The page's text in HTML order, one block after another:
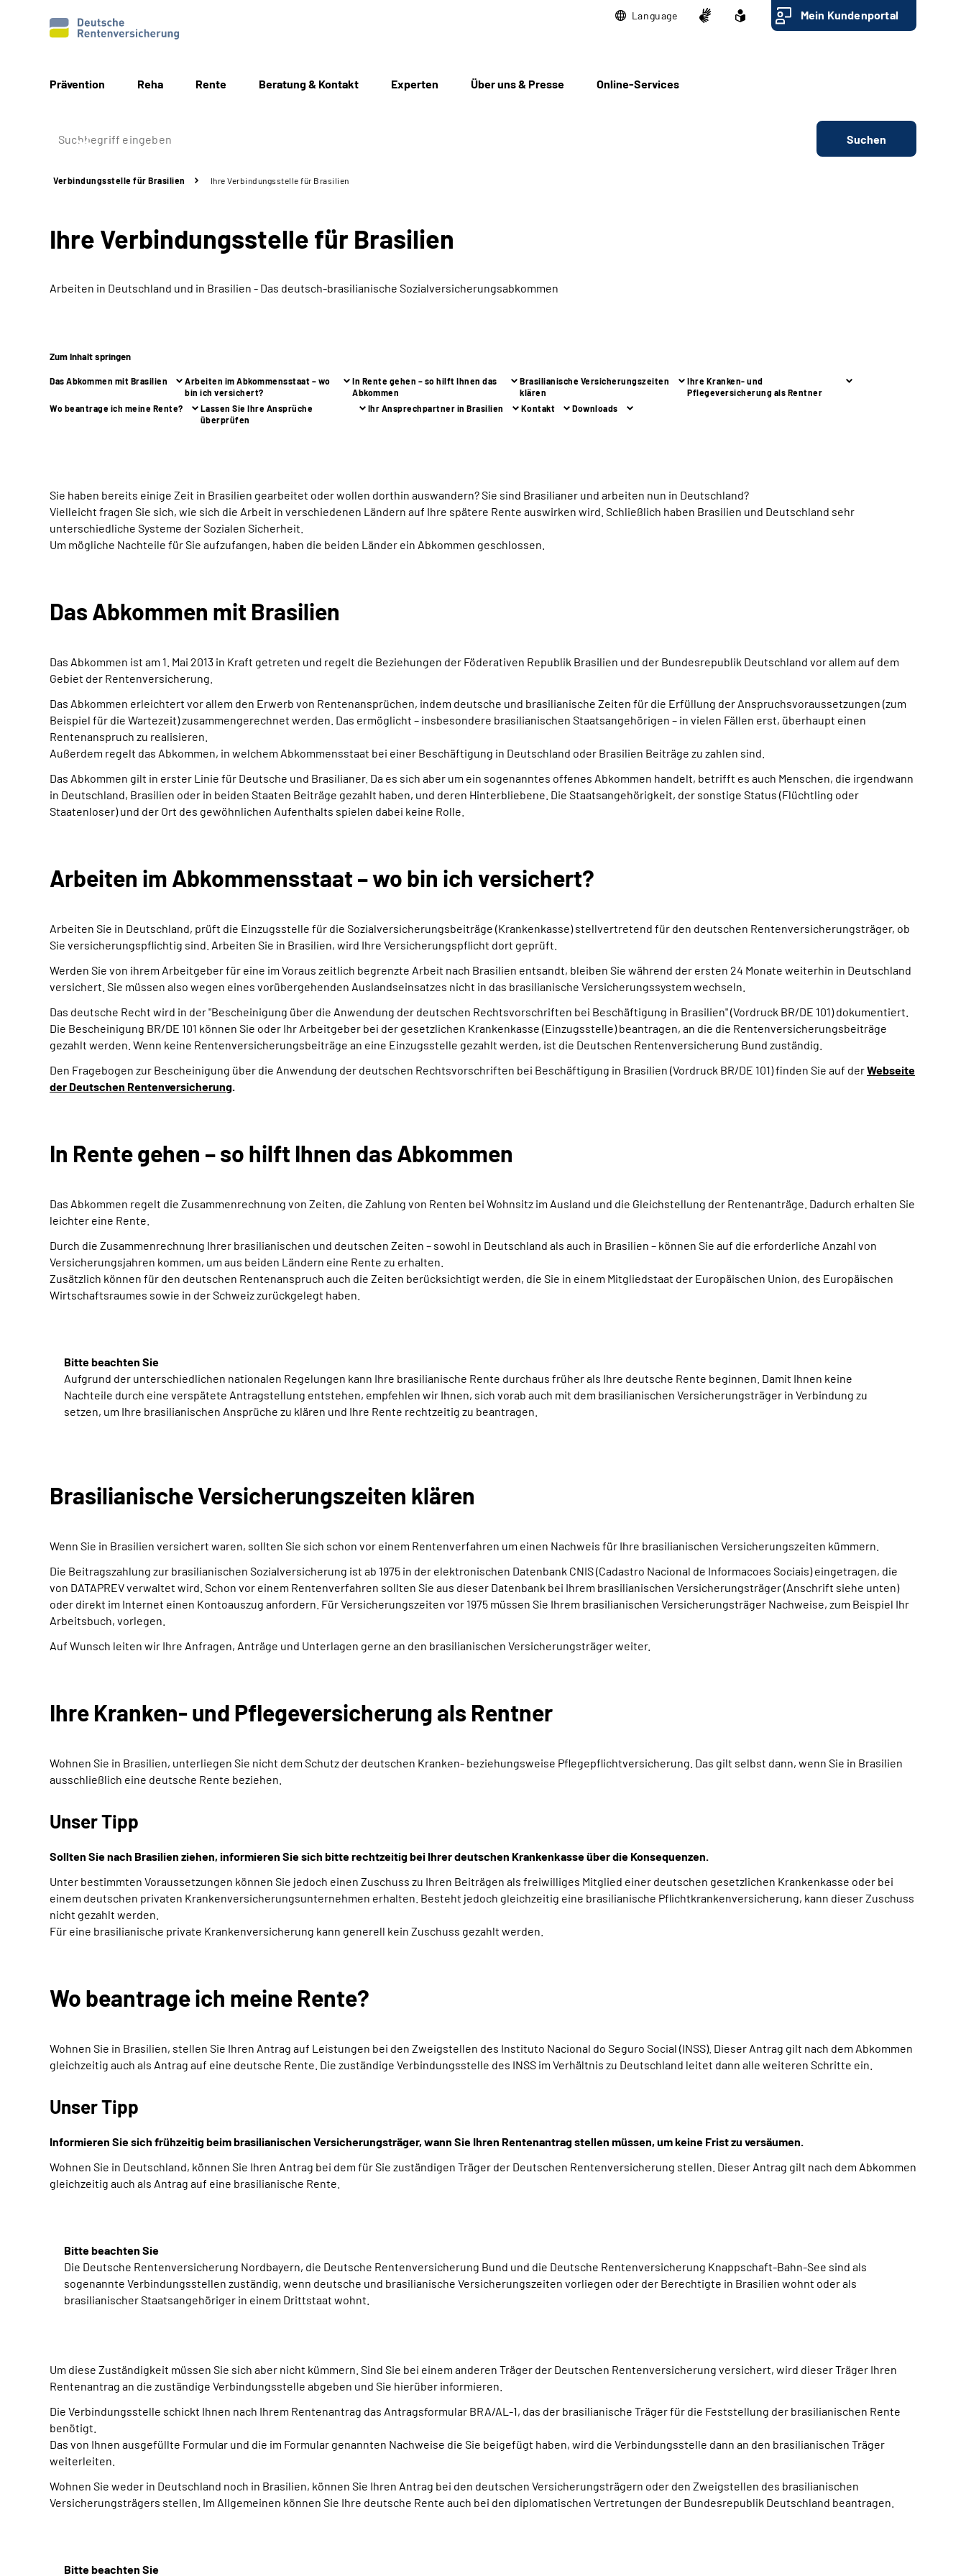
Language Mein Kundenportal
Prävention Reha Rente Beratung & Kontakt Experten Über uns & Presse Online-Services
Suchen
Verbindungsstelle für Brasilien Ihre Verbindungsstelle für Brasilien
Ihre Verbindungsstelle für Brasilien
Arbeiten in Deutschland und in Brasilien - Das deutsch-brasilianische Sozialversicherungsabkommen
Zum Inhalt springen
Das Abkommen mit Brasilien
Arbeiten im Abkommensstaat – wo
bin ich versichert?
In Rente gehen – so hilft Ihnen das
Abkommen
Brasilianische Versicherungszeiten
klären
Ihre Kranken- und
Pflegeversicherung als Rentner
Wo beantrage ich meine Rente?
Lassen Sie Ihre Ansprüche
überprüfen
Ihr Ansprechpartner in Brasilien Kontakt Downloads
Sie haben bereits einige Zeit in Brasilien gearbeitet oder wollen dorthin auswandern? Sie sind Brasilianer und arbeiten nun in Deutschland?
Vielleicht fragen Sie sich, wie sich die Arbeit in verschiedenen Ländern auf Ihre spätere Rente auswirken wird. Schließlich haben Brasilien und Deutschland sehr
unterschiedliche Systeme der Sozialen Sicherheit.
Um mögliche Nachteile für Sie aufzufangen, haben die beiden Länder ein Abkommen geschlossen.
Das Abkommen mit Brasilien
Das Abkommen ist am 1. Mai 2013 in Kraft getreten und regelt die Beziehungen der Föderativen Republik Brasilien und der Bundesrepublik Deutschland vor allem auf dem
Gebiet der Rentenversicherung.
Das Abkommen erleichtert vor allem den Erwerb von Rentenansprüchen, indem deutsche und brasilianische Zeiten für die Erfüllung der Anspruchsvoraussetzungen (zum
Beispiel für die Wartezeit) zusammengerechnet werden. Das ermöglicht – insbesondere brasilianischen Staatsangehörigen – in vielen Fällen erst, überhaupt einen
Rentenanspruch zu realisieren.
Außerdem regelt das Abkommen, in welchem Abkommensstaat bei einer Beschäftigung in Deutschland oder Brasilien Beiträge zu zahlen sind.
Das Abkommen gilt in erster Linie für Deutsche und Brasilianer. Da es sich aber um ein sogenanntes offenes Abkommen handelt, betrifft es auch Menschen, die irgendwann
in Deutschland, Brasilien oder in beiden Staaten Beiträge gezahlt haben, und deren Hinterbliebene. Die Staatsangehörigkeit, der sonstige Status (Flüchtling oder
Staatenloser) und der Ort des gewöhnlichen Aufenthalts spielen dabei keine Rolle.
Arbeiten im Abkommensstaat – wo bin ich versichert?
Arbeiten Sie in Deutschland, prüft die Einzugsstelle für die Sozialversicherungsbeiträge (Krankenkasse) stellvertretend für den deutschen Rentenversicherungsträger, ob
Sie versicherungspflichtig sind. Arbeiten Sie in Brasilien, wird Ihre Versicherungspflicht dort geprüft.
Werden Sie von ihrem Arbeitgeber für eine im Voraus zeitlich begrenzte Arbeit nach Brasilien entsandt, bleiben Sie während der ersten 24 Monate weiterhin in Deutschland
versichert. Sie müssen also wegen eines vorübergehenden Auslandseinsatzes nicht in das brasilianische Versicherungssystem wechseln.
Das deutsche Recht wird in der "Bescheinigung über die Anwendung der deutschen Rechtsvorschriften bei Beschäftigung in Brasilien" (Vordruck BR/DE 101) dokumentiert.
Die Bescheinigung BR/DE 101 können Sie oder Ihr Arbeitgeber bei der gesetzlichen Krankenkasse (Einzugsstelle) beantragen, an die die Rentenversicherungsbeiträge
gezahlt werden. Wenn keine Rentenversicherungsbeiträge an eine Einzugsstelle gezahlt werden, ist die Deutschen Rentenversicherung Bund zuständig.
Den Fragebogen zur Bescheinigung über die Anwendung der deutschen Rechtsvorschriften bei Beschäftigung in Brasilien (Vordruck BR/DE 101) finden Sie auf derWebseite
der Deutschen Rentenversicherung.
In Rente gehen – so hilft Ihnen das Abkommen
Das Abkommen regelt die Zusammenrechnung von Zeiten, die Zahlung von Renten bei Wohnsitz im Ausland und die Gleichstellung der Rentenanträge. Dadurch erhalten Sie
leichter eine Rente.
Durch die Zusammenrechnung Ihrer brasilianischen und deutschen Zeiten – sowohl in Deutschland als auch in Brasilien – können Sie auf die erforderliche Anzahl von
Versicherungsjahren kommen, um aus beiden Ländern eine Rente zu erhalten.
Zusätzlich können für den deutschen Rentenanspruch auch die Zeiten berücksichtigt werden, die Sie in einem Mitgliedstaat der Europäischen Union, des Europäischen
Wirtschaftsraumes sowie in der Schweiz zurückgelegt haben.
Bitte beachten Sie
Aufgrund der unterschiedlichen nationalen Regelungen kann Ihre brasilianische Rente durchaus früher als Ihre deutsche Rente beginnen. Damit Ihnen keine
Nachteile durch eine verspätete Antragstellung entstehen, empfehlen wir Ihnen, sich vorab auch mit dem brasilianischen Versicherungsträger in Verbindung zu
setzen, um Ihre brasilianischen Ansprüche zu klären und Ihre Rente rechtzeitig zu beantragen.
Brasilianische Versicherungszeiten klären
Wenn Sie in Brasilien versichert waren, sollten Sie sich schon vor einem Rentenverfahren um einen Nachweis für Ihre brasilianischen Versicherungszeiten kümmern.
Die Beitragszahlung zur brasilianischen Sozialversicherung ist ab 1975 in der elektronischen Datenbank CNIS (Cadastro Nacional de Informacoes Sociais) eingetragen, die
von DATAPREV verwaltet wird. Schon vor einem Rentenverfahren sollten Sie aus dieser Datenbank bei Ihrem brasilianischen Versicherungsträger (Anschrift siehe unten)
oder direkt im Internet einen Kontoauszug anfordern. Für Versicherungszeiten vor 1975 müssen Sie Ihrem brasilianischen Versicherungsträger Nachweise, zum Beispiel Ihr
Arbeitsbuch, vorlegen.
Auf Wunsch leiten wir Ihre Anfragen, Anträge und Unterlagen gerne an den brasilianischen Versicherungsträger weiter.
Ihre Kranken- und Pflegeversicherung als Rentner
Wohnen Sie in Brasilien, unterliegen Sie nicht dem Schutz der deutschen Kranken- beziehungsweise Pflegepflichtversicherung. Das gilt selbst dann, wenn Sie in Brasilien
ausschließlich eine deutsche Rente beziehen.
Unser Tipp
Sollten Sie nach Brasilien ziehen, informieren Sie sich bitte rechtzeitig bei Ihrer deutschen Krankenkasse über die Konsequenzen.
Unter bestimmten Voraussetzungen können Sie jedoch einen Zuschuss zu Ihren Beiträgen als freiwilliges Mitglied einer deutschen gesetzlichen Krankenkasse oder bei
einem deutschen privaten Krankenversicherungsunternehmen erhalten. Besteht jedoch gleichzeitig eine brasilianische Pflichtkrankenversicherung, kann dieser Zuschuss
nicht gezahlt werden.
Für eine brasilianische private Krankenversicherung kann generell kein Zuschuss gezahlt werden.
Wo beantrage ich meine Rente?
Wohnen Sie in Brasilien, stellen Sie Ihren Antrag auf Leistungen bei den Zweigstellen des Instituto Nacional do Seguro Social (INSS). Dieser Antrag gilt nach dem Abkommen
gleichzeitig auch als Antrag auf eine deutsche Rente. Die zuständige Verbindungsstelle des INSS im Verhältnis zu Deutschland leitet dann alle weiteren Schritte ein.
Unser Tipp
Informieren Sie sich frühzeitig beim brasilianischen Versicherungsträger, wann Sie Ihren Rentenantrag stellen müssen, um keine Frist zu versäumen.
Wohnen Sie in Deutschland, können Sie Ihren Antrag bei dem für Sie zuständigen Träger der Deutschen Rentenversicherung stellen. Dieser Antrag gilt nach dem Abkommen
gleichzeitig auch als Antrag auf eine brasilianische Rente.
Bitte beachten Sie
Die Deutsche Rentenversicherung Nordbayern, die Deutsche Rentenversicherung Bund und die Deutsche Rentenversicherung Knappschaft-Bahn-See sind als
sogenannte Verbindungsstellen zuständig, wenn deutsche und brasilianische Versicherungszeiten vorliegen oder der Berechtigte in Brasilien wohnt oder als
brasilianischer Staatsangehöriger in einem Drittstaat wohnt.
Um diese Zuständigkeit müssen Sie sich aber nicht kümmern. Sind Sie bei einem anderen Träger der Deutschen Rentenversicherung versichert, wird dieser Träger Ihren
Rentenantrag an die zuständige Verbindungsstelle abgeben und Sie hierüber informieren.
Die Verbindungsstelle schickt Ihnen nach Ihrem Rentenantrag das Antragsformular BRA/AL-1, das der brasilianische Träger für die Feststellung der brasilianischen Rente
benötigt.
Das von Ihnen ausgefüllte Formular und die im Formular genannten Nachweise die Sie beigefügt haben, wird die Verbindungsstelle dann an den brasilianischen Träger
weiterleiten.
Wohnen Sie weder in Deutschland noch in Brasilien, können Sie Ihren Antrag bei den deutschen Versicherungsträgern oder den Zweigstellen des brasilianischen
Versicherungsträgers stellen. Im Allgemeinen können Sie Ihre deutsche Rente auch bei den diplomatischen Vertretungen der Bundesrepublik Deutschland beantragen.
Bitte beachten Sie